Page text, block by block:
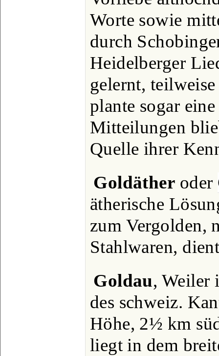
Worte sowie
durch
Heidelberger
gelernt,
plante sogar
Mitteilungen
Quelle ihrer
Goldäther oder
ätherische
zum Vergolden,
Stahlwaren,
Goldau, Weiler
des schweiz.
Höhe, 2½ km
liegt in dem